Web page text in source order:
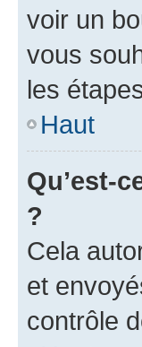
voir un
vous
les
Haut
Qu’est-
?
Cela
et
contrôle